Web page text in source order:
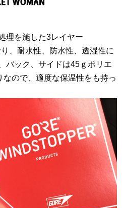
理を施した3レイヤー
、耐水性、防水性、透湿性に
バック、サイドは45ｇポリエ
ので、適度な保温性をも持っ